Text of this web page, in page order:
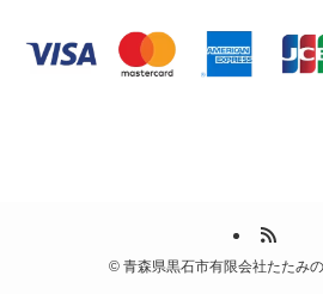
©青森県黒石市有限会社たたみ